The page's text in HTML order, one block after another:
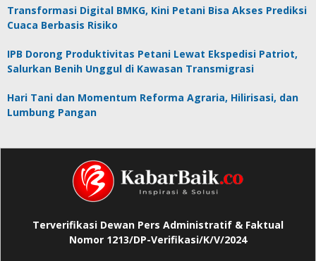
Transformasi Digital BMKG, Kini Petani Bisa Akses Prediksi
Cuaca Berbasis Risiko
IPB Dorong Produktivitas Petani Lewat Ekspedisi Patriot,
Salurkan Benih Unggul di Kawasan Transmigrasi
Hari Tani dan Momentum Reforma Agraria, Hilirisasi, dan
Lumbung Pangan
Terverifikasi Dewan Pers Administratif & Faktual
Nomor 1213/DP-Verifikasi/K/V/2024